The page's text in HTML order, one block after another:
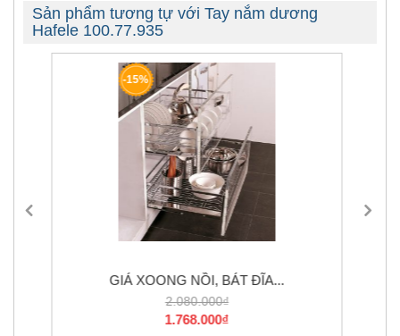
Sản phẩm tương tự với Tay nắm dương
Hafele 100.77.935
-16%
BLANCOZIA 8S 565.76.950